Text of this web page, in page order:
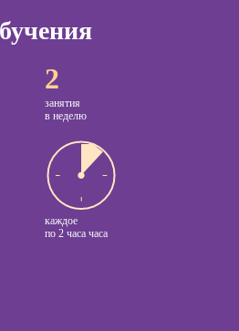
2
занятия
в неделю
каждое
по 2 часа часа